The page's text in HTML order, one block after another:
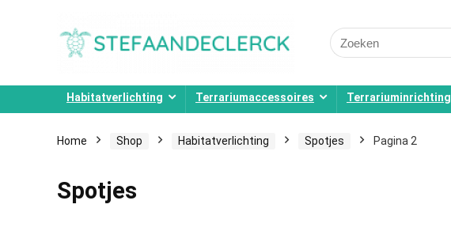
Search
for:
Habitatverlichting Terrariumaccessoires Terrariuminrichting
Home Shop Habitatverlichting Spotjes Pagina 2
Spotjes